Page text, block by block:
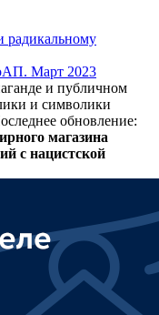
радикальному
Март 2023
и публичном
и символики
обновление:
магазина
с нацистской